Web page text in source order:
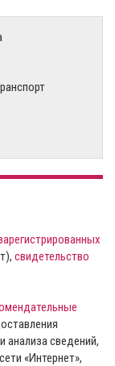
свидетельство
анализа сведений,
«Интернет»,